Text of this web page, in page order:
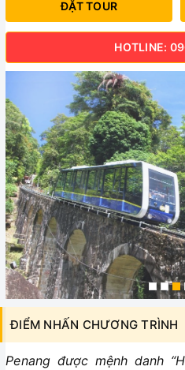
ĐIỂM NHẤN CHƯƠNG TRÌNH
Penang được mệnh danh
ĐẶT TOUR
HOTLINE: